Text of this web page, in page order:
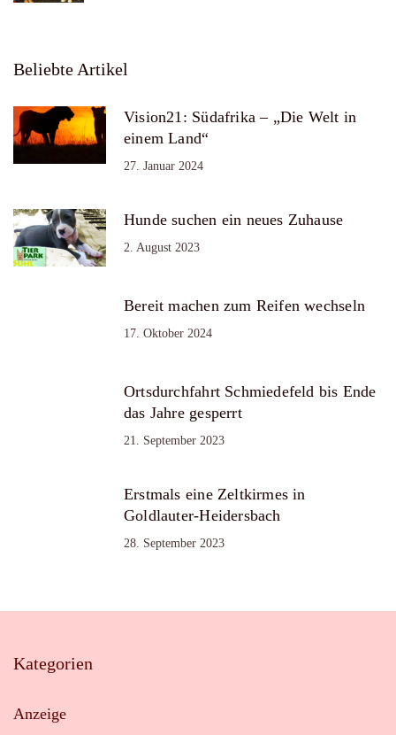
Beliebte Artikel
Vision21: Südafrika – „Die Welt in
einem Land“
27. Januar 2024
Hunde suchen ein neues Zuhause
2. August 2023
Bereit machen zum Reifen wechseln
17. Oktober 2024
Ortsdurchfahrt Schmiedefeld bis Ende
das Jahre gesperrt
21. September 2023
Erstmals eine Zeltkirmes in
Goldlauter-Heidersbach
28. September 2023
Kategorien
Anzeige